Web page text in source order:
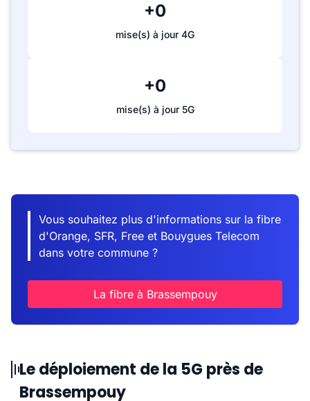
+0
mise(s) à jour 4G
+0
mise(s) à jour 5G
Vous souhaitez plus d'informations sur la fibre
d'Orange, SFR, Free et Bouygues Telecom
dans votre commune ?
La fibre à Brassempouy
Le déploiement de la 5G près de
Brassempouy